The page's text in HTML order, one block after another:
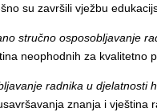
su završili vježbu
stručno osposobljavanje
neophodnih za
radnika u djelatnosti
znanja i